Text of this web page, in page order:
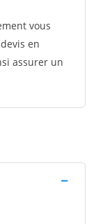
vous
en
assurer un